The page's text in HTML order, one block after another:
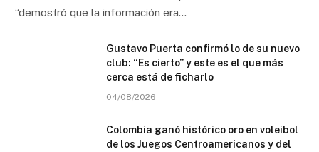
“demostró que la información era…
Gustavo Puerta confirmó lo de su nuevo
club: “Es cierto” y este es el que más
cerca está de ficharlo
04/08/2026
Colombia ganó histórico oro en voleibol
de los Juegos Centroamericanos y del